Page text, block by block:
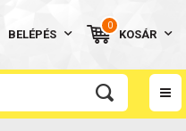
BELÉPÉS
0
KOSÁR